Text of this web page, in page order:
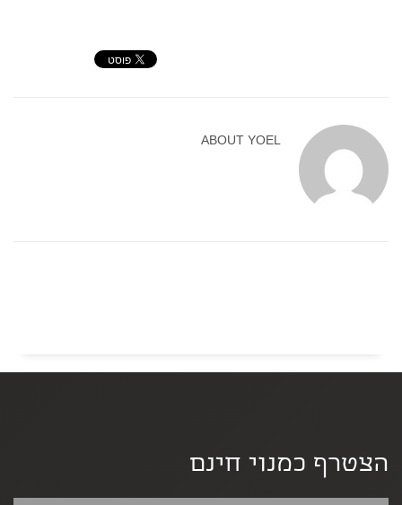
ABOUT YOEL
הצטרף כמנוי חינם